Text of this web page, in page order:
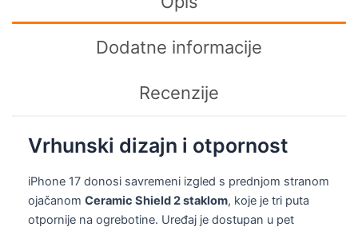
Dodatne informacije
Recenzije
Vrhunski dizajn i otpornost
iPhone 17 donosi savremeni izgled s prednjom stranom
ojačanom Ceramic Shield 2 staklom, koje je tri puta
otpornije na ogrebotine. Uređaj je dostupan u pet